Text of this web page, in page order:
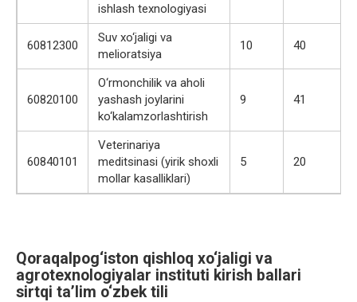
ishlash texnologiyasi
60812300
Suv xo‘jaligi va
melioratsiya
10 40
60820100
O‘rmonchilik va aholi
yashash joylarini
ko‘kalamzorlashtirish
9 41
60840101
Veterinariya
meditsinasi (yirik shoxli
mollar kasalliklari)
5 20
Qoraqalpog‘iston qishloq xo‘jaligi va
agrotexnologiyalar instituti kirish ballari
sirtqi ta’lim o‘zbek tili